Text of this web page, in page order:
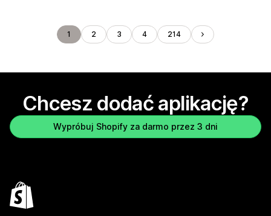
1 2 3 4 214
Chcesz dodać aplikację?
Wypróbuj Shopify za darmo przez 3 dni